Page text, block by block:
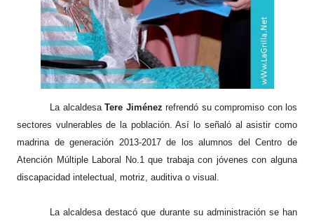
La alcaldesaTere Jiménez refrendó su compromiso con los
sectores vulnerables de la población. Así lo señaló al asistir como
madrina de generación 2013-2017 de los alumnos del Centro de
Atención Múltiple Laboral No.1 que trabaja con jóvenes con alguna
discapacidad intelectual, motriz, auditiva o visual.
La alcaldesa destacó que durante su administración se han